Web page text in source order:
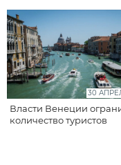
30
Власти Венеции
количество туристов